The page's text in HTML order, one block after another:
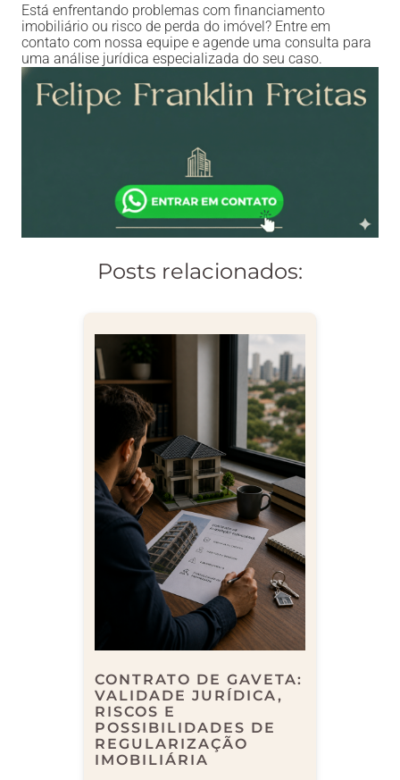
Está enfrentando problemas com financiamento
imobiliário ou risco de perda do imóvel? Entre em
contato com nossa equipe e agende uma consulta para
uma análise jurídica especializada do seu caso.
Posts relacionados:
CONTRATO DE GAVETA:
VALIDADE JURÍDICA,
RISCOS E
POSSIBILIDADES DE
REGULARIZAÇÃO
IMOBILIÁRIA